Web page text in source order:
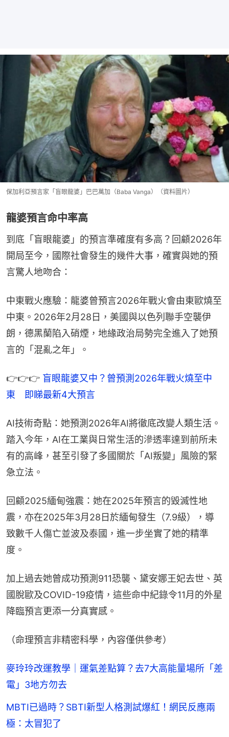
保加利亞預言家「盲眼龍婆」巴巴萬加（Baba Vanga）（資料圖片）
龍婆預言命中率高
到底「盲眼龍婆」的預言準確度有多高？回顧2026年
開局至今，國際社會發生的幾件大事，確實與她的預
言驚人地吻合：
中東戰火應驗：龍婆曾預言2026年戰火會由東歐燒至
中東。2026年2月28日，美國與以色列聯手空襲伊
朗，德黑蘭陷入硝煙，地緣政治局勢完全進入了她預
言的「混亂之年」。
👉👉👉 盲眼龍婆又中？曾預測2026年戰火燒至中
東　即睇最新4大預言
AI技術奇點：她預測2026年AI將徹底改變人類生活。
踏入今年，AI在工業與日常生活的滲透率達到前所未
有的高峰，甚至引發了多國關於「AI叛變」風險的緊
急立法。
回顧2025緬甸強震：她在2025年預言的毀滅性地
震，亦在2025年3月28日於緬甸發生（7.9級），導
致數千人傷亡並波及泰國，進一步坐實了她的精準
度。
加上過去她曾成功預測911恐襲、黛安娜王妃去世、英
國脫歐及COVID-19疫情，這些命中紀錄令11月的外星
降臨預言更添一分真實感。
（命理預言非精密科學，內容僅供參考）
麥玲玲改運教學｜運氣差點算？去7大高能量場所「差
電」3地方勿去
MBTI已過時？SBTI新型人格測試爆紅！網民反應兩
極：太冒犯了